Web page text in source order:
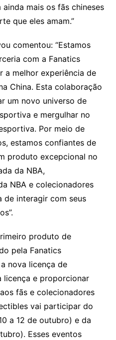
mais os fãs chineses
que eles amam.”
comentou: “Estamos
com a Fanatics
a melhor experiência de
China. Esta colaboração
um novo universo de
e mergulhar no
Por meio de
estamos confiantes de
produto excepcional no
da NBA,
NBA e colecionadores
de interagir com seus
produto de
pela Fanatics
nova licença de
licença e proporcionar
fãs e colecionadores
vai participar do
a 12 de outubro) e da
Esses eventos